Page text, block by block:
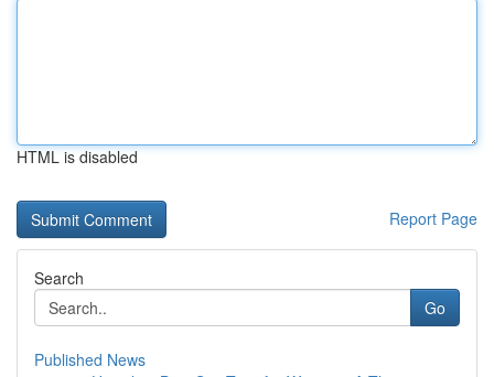
HTML is disabled
Report Page
Search
Go
Published News